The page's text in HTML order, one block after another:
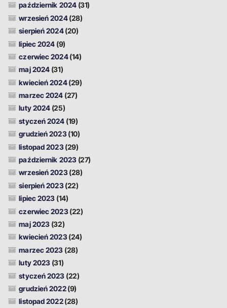
październik 2024(31)
wrzesień 2024(28)
sierpień 2024(20)
lipiec 2024 (9)
czerwiec 2024(14)
maj 2024 (31)
kwiecień 2024(29)
marzec 2024 (27)
luty 2024 (25)
styczeń 2024 (19)
grudzień 2023(10)
listopad 2023(29)
październik 2023(27)
wrzesień 2023(28)
sierpień 2023(22)
lipiec 2023 (14)
czerwiec 2023(22)
maj 2023 (32)
kwiecień 2023(24)
marzec 2023 (28)
luty 2023 (31)
styczeń 2023 (22)
grudzień 2022(9)
listopad 2022(28)